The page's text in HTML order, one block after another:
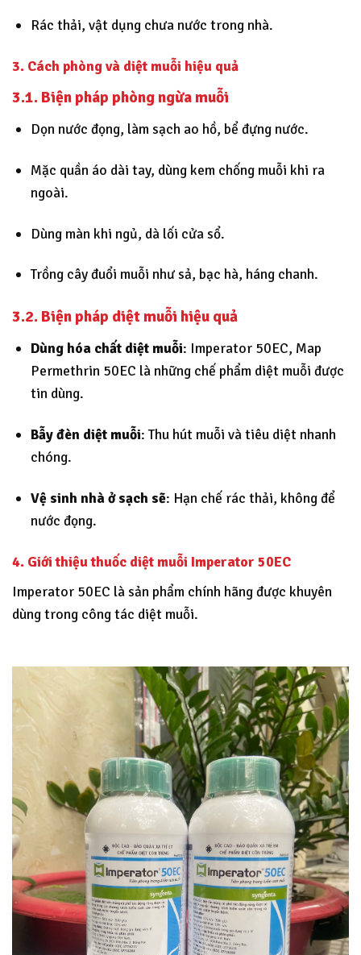
Rác thải, vật dụng chưa nước trong nhà.
3. Cách phòng và diệt muỗi hiệu quả
3.1. Biện pháp phòng ngừa muỗi
Dọn nước đọng, làm sạch ao hồ, bể đựng nước.
Mặc quần áo dài tay, dùng kem chống muỗi khi ra
ngoài.
Dùng màn khi ngủ, dà lối cửa sổ.
Trồng cây đuổi muỗi như sả, bạc hà, háng chanh.
3.2. Biện pháp diệt muỗi hiệu quả
Dùng hóa chất diệt muỗi: Imperator 50EC, Map
Permethrin 50EC là những chế phẩm diệt muỗi được
tin dùng.
Bẫy đèn diệt muỗi: Thu hút muỗi và tiêu diệt nhanh
chóng.
Vệ sinh nhà ở sạch sẽ: Hạn chế rác thải, không để
nước đọng.
4. Giới thiệu thuốc diệt muỗi Imperator 50EC
Imperator 50EC là sản phẩm chính hãng được khuyên
dùng trong công tác diệt muỗi.